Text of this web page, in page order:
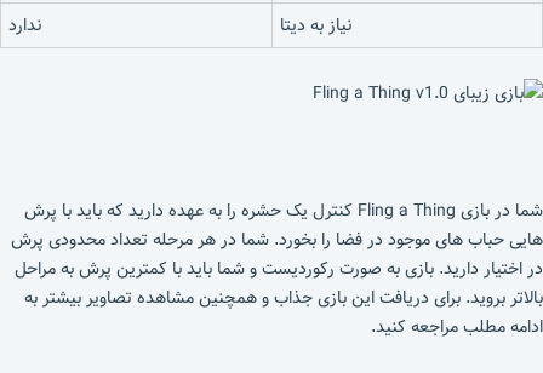
نیاز به دیتا
ندارد
شما در بازی Fling a Thing کنترل یک حشره را به عهده دارید که باید با پرش
هایی حباب های موجود در فضا را بخورد. شما در هر مرحله تعداد محدودی پرش
در اختیار دارید. بازی به صورت رکوردیست و شما باید با کمترین پرش به مراحل
بالاتر بروید. برای دریافت این بازی جذاب و همچنین مشاهده تصاویر بیشتر به
ادامه مطلب مراجعه کنید.